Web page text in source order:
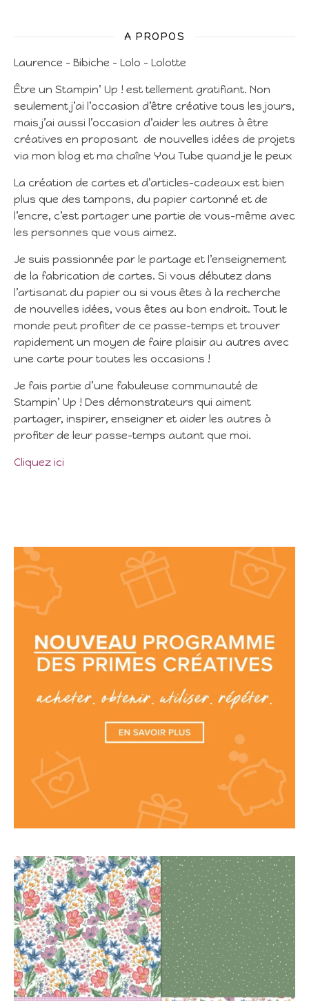
A PROPOS
Laurence – Bibiche – Lolo – Lolotte
Être un Stampin’ Up ! est tellement gratifiant. Non
seulement j’ai l’occasion d’être créative tous les jours,
mais j’ai aussi l’occasion d’aider les autres à être
créatives en proposant de nouvelles idées de projets
via mon blog et ma chaîne You Tube quand je le peux
La création de cartes et d’articles-cadeaux est bien
plus que des tampons, du papier cartonné et de
l’encre, c’est partager une partie de vous-même avec
les personnes que vous aimez.
Je suis passionnée par le partage et l’enseignement
de la fabrication de cartes. Si vous débutez dans
l’artisanat du papier ou si vous êtes à la recherche
de nouvelles idées, vous êtes au bon endroit. Tout le
monde peut profiter de ce passe-temps et trouver
rapidement un moyen de faire plaisir au autres avec
une carte pour toutes les occasions !
Je fais partie d’une fabuleuse communauté de
Stampin’ Up ! Des démonstrateurs qui aiment
partager, inspirer, enseigner et aider les autres à
profiter de leur passe-temps autant que moi.
Cliquez ici